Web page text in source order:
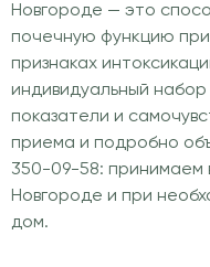
Новгороде — это
почечную функцию
признаках
индивидуальный
показатели и
приема и подробно
350-09-58: принимаем
Новгороде и при
дом.